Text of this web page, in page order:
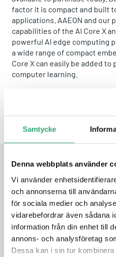
Samtycke
Denna webbplats använder
Vi använder
och annonserna till
för sociala medier och
vidarebefordrar även sådana
information från din enhet till
annons- och analysföretag
Dessa kan i sin tur
factor it is compact and built
applications. AAEON and our
capabilities of the AI Core X
powerful AI edge computing
a wide range of compact
Core X can easily be added
computer learning.
FEATURES
Intel® Movidius™ Myriad™ X
1x MYDX on mPCIe
Intel® Vision Accelerator
Supported Framework:
Ubuntu 16.04, Windows® 10